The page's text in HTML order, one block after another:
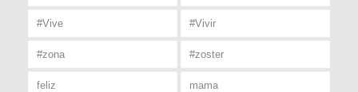
#Vive #Vivir
#zona #zoster
feliz mama